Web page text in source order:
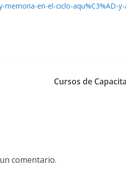
en-el-ciclo-aqu%C3%AD-
Cursos de
comentario.